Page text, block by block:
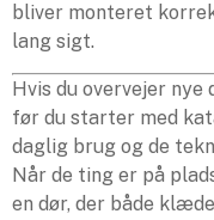
bliver monteret
lang sigt.
Hvis du overvejer
før du starter med
daglig brug og de
Når de ting er på
en dør, der både